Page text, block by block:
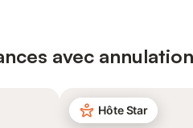
avec
Hôte Star